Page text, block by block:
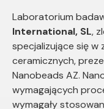
Laboratorium
International, SL,
specjalizujące się w
ceramicznych,
Nanobeads AZ.
wymagających
wymagały